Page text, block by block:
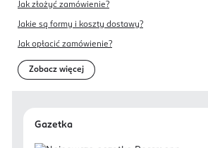
Jak złożyć zamówienie?
Jakie są formy i koszty dostawy?
Jak opłacić zamówienie?
Zobacz więcej
Gazetka